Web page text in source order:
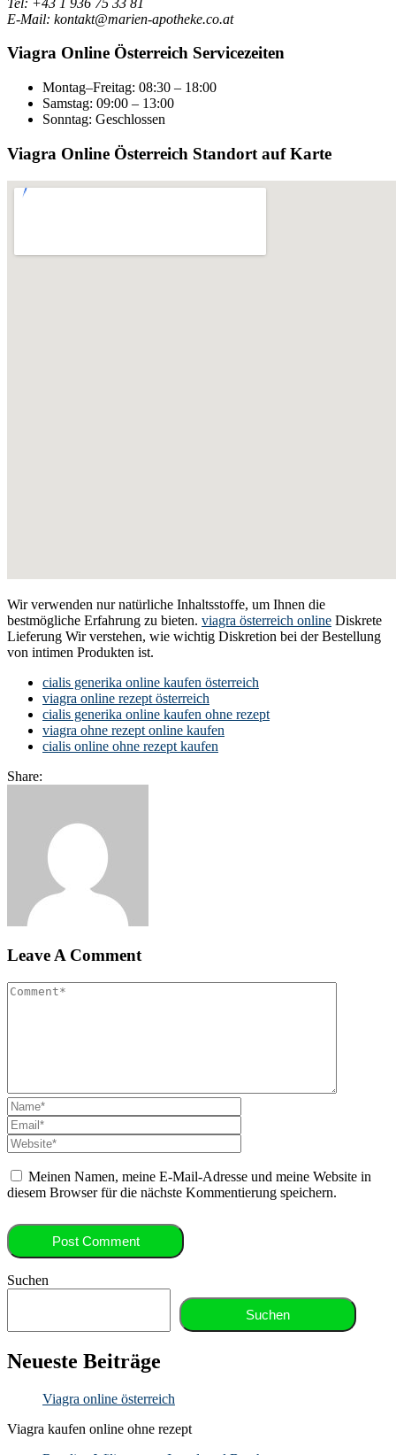
E-Mail: kontakt@marien-apotheke.co.at
Viagra Online Österreich Servicezeiten
Montag–Freitag: 08:30 – 18:00
Samstag: 09:00 – 13:00
Sonntag: Geschlossen
Viagra Online Österreich Standort auf Karte
Wir verwenden nur natürliche Inhaltsstoffe, um Ihnen die
bestmögliche Erfahrung zu bieten. viagra österreich online Diskrete
Lieferung Wir verstehen, wie wichtig Diskretion bei der Bestellung
von intimen Produkten ist.
cialis generika online kaufen österreich
viagra online rezept österreich
cialis generika online kaufen ohne rezept
viagra ohne rezept online kaufen
cialis online ohne rezept kaufen
Share:
Leave A Comment
Meinen Namen, meine E-Mail-Adresse und meine Website in
diesem Browser für die nächste Kommentierung speichern.
Suchen
Suchen
Neueste Beiträge
Viagra online österreich
Viagra kaufen online ohne rezept